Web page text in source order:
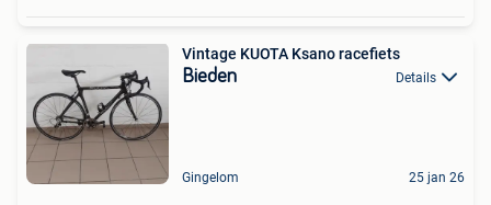
Vintage KUOTA Ksano racefiets
Bieden Details
Gingelom 25 jan 26